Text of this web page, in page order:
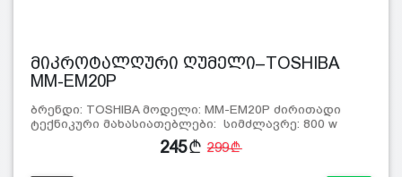
მიკროტალღური ღუმელი–TOSHIBA
MM-EM20P
ბრენდი: TOSHIBA მოდელი: MM-EM20P ძირითადი
ტექნიკური მახასიათებლები: სიმძლავრე: 800 w
245 299